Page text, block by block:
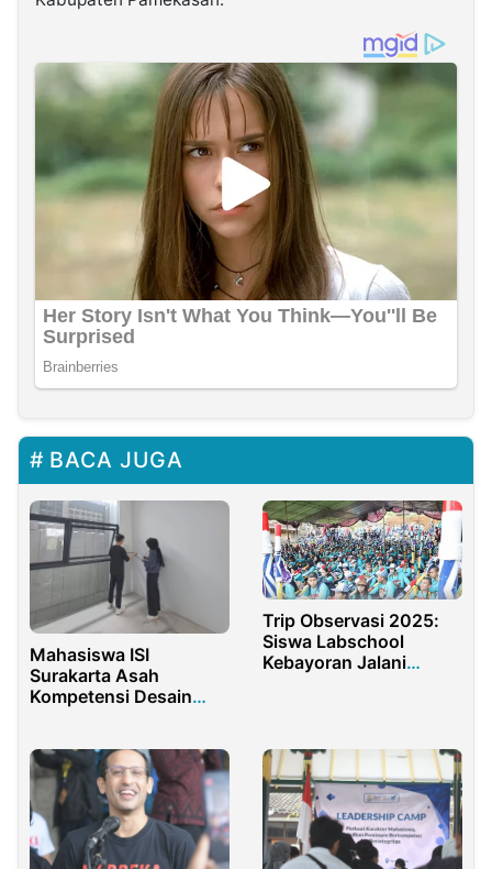
BACA JUGA
Mahasiswa ISI
Surakarta Asah
Kompetensi Desain
Trip Observasi 2025:
Siswa Labschool
Kebayoran Jalani